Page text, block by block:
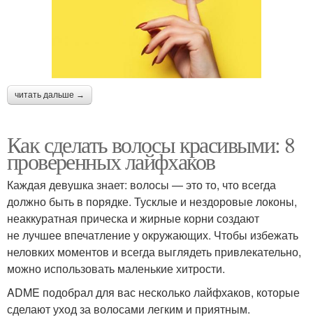
читать дальше →
Как сделать волосы красивыми: 8
проверенных лайфхаков
Каждая девушка знает: волосы — это то, что всегда
должно быть в порядке. Тусклые и нездоровые локоны,
неаккуратная прическа и жирные корни создают
не лучшее впечатление у окружающих. Чтобы избежать
неловких моментов и всегда выглядеть привлекательно,
можно использовать маленькие хитрости.
ADME подобрал для вас несколько лайфхаков, которые
сделают уход за волосами легким и приятным.